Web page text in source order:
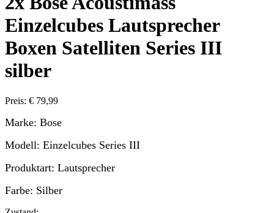
Einzelcubes Lautsprecher
Boxen Satelliten Series III
silber
Preis: € 79,99
Marke: Bose
Modell: Einzelcubes Series III
Produktart: Lautsprecher
Farbe: Silber